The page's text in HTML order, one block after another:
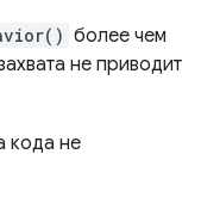
более чем
не приводит
кода не